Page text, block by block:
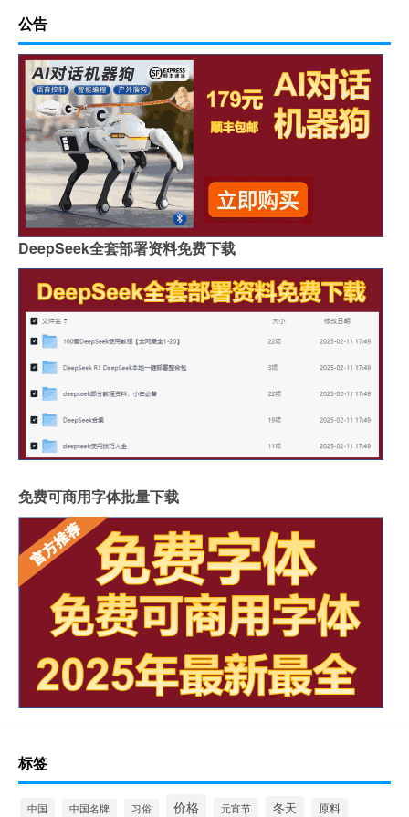
公告
DeepSeek全套部署资料免费下载
免费可商用字体批量下载
标签
中国 中国名牌 习俗 价格 元宵节 冬天 原料